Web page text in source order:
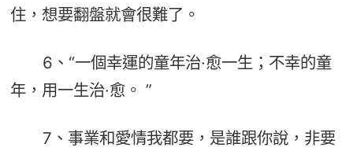
住，想要翻盤就會很難了。
6、“一個幸運的童年治·愈一生；不幸的童
年，用一生治·愈。 ”
7、事業和愛情我都要，是誰跟你說，非要